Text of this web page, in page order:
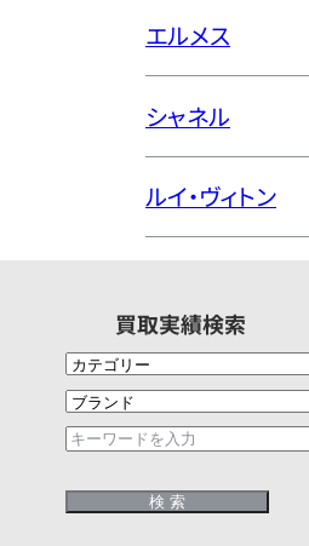
エルメス
シャネル
ルイ・ヴィトン
買取実績検索